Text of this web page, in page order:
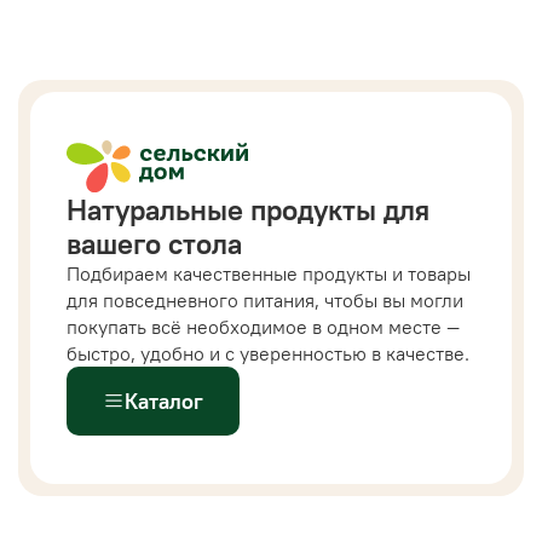
Натуральные продукты для
вашего стола
Подбираем качественные продукты и товары
для повседневного питания, чтобы вы могли
покупать всё необходимое в одном месте —
быстро, удобно и с уверенностью в качестве.
Каталог